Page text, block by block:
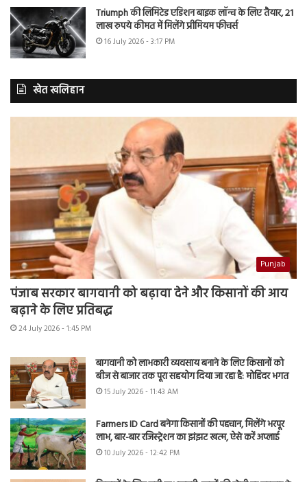
Triumph की लिमिटेड एडिशन बाइक लॉन्च के लिए तैयार, 21
लाख रुपये कीमत में मिलेंगे प्रीमियम फीचर्स
16 July 2026 - 3:17 PM
खेत खलिहान
Punjab
पंजाब सरकार बागवानी को बढ़ावा देने और किसानों की आय
बढ़ाने के लिए प्रतिबद्ध
24 July 2026 - 1:45 PM
बागवानी को लाभकारी व्यवसाय बनाने के लिए किसानों को
बीज से बाजार तक पूरा सहयोग दिया जा रहा है: मोहिंदर भगत
15 July 2026 - 11:43 AM
Farmers ID Card बनेगा किसानों की पहचान, मिलेंगे भरपूर
लाभ, बार-बार रजिस्ट्रेशन का झंझट खत्म, ऐसे करें अप्लाई
10 July 2026 - 12:42 PM